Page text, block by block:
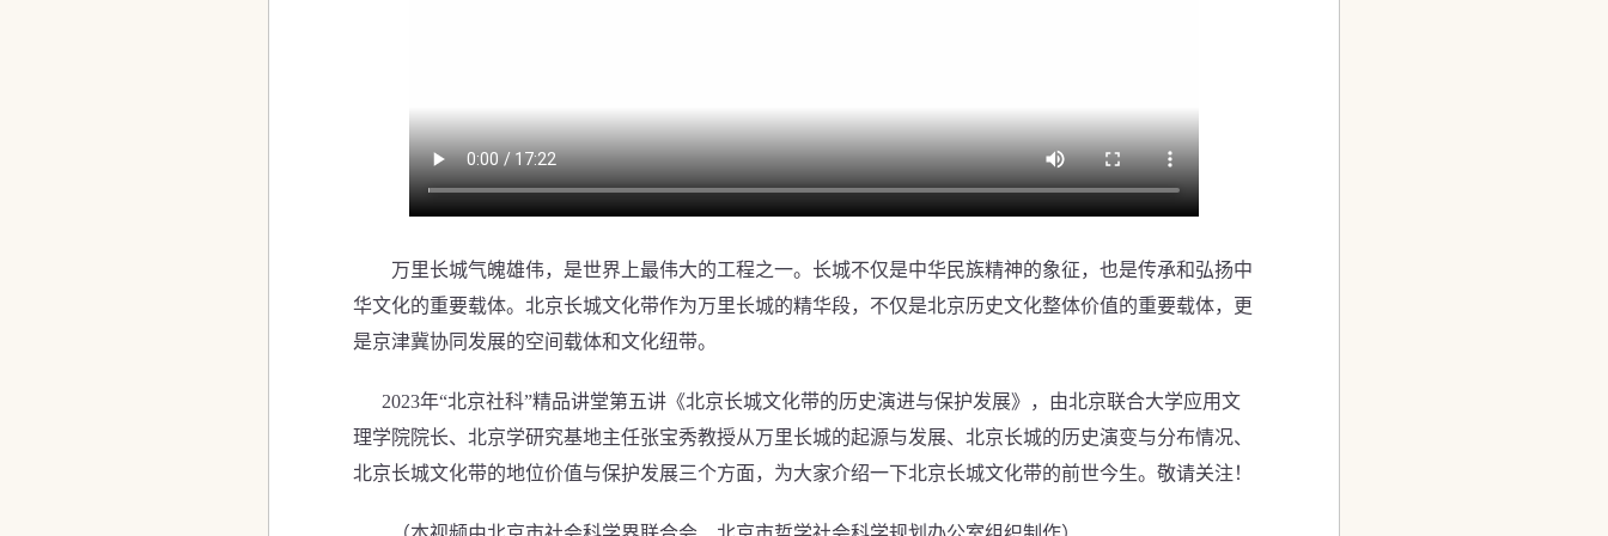
万里长城气魄雄伟，是世界上最伟大的工程之一。长城不仅是中华民族精神的象征，也是传承和弘扬中
华文化的重要载体。北京长城文化带作为万里长城的精华段，不仅是北京历史文化整体价值的重要载体，更
是京津冀协同发展的空间载体和文化纽带。
2023年“北京社科”精品讲堂第五讲《北京长城文化带的历史演进与保护发展》，由北京联合大学应用文
理学院院长、北京学研究基地主任张宝秀教授从万里长城的起源与发展、北京长城的历史演变与分布情况、
北京长城文化带的地位价值与保护发展三个方面，为大家介绍一下北京长城文化带的前世今生。敬请关注！